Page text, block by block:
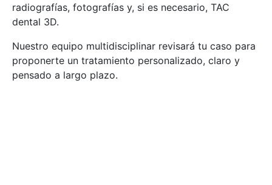
radiografías, fotografías y, si es necesario, TAC
dental 3D.
Nuestro equipo multidisciplinar revisará tu caso para
proponerte un tratamiento personalizado, claro y
pensado a largo plazo.